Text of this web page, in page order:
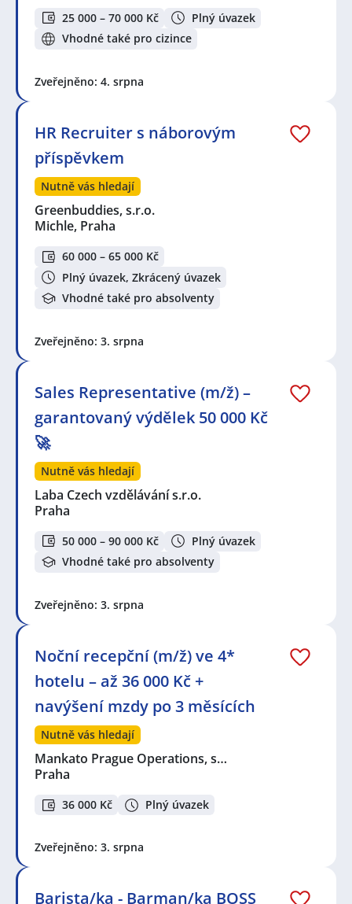
25 000 – 70 000 Kč
Plný úvazek
Vhodné také pro cizince
Zveřejněno: 4. srpna
HR Recruiter s náborovým
příspěvkem
Nutně vás hledají
Greenbuddies, s.r.o.
Michle, Praha
60 000 – 65 000 Kč
Plný úvazek, Zkrácený úvazek
Vhodné také pro absolventy
Zveřejněno: 3. srpna
Sales Representative (m/ž) –
garantovaný výdělek 50 000 Kč
🚀
Nutně vás hledají
Laba Czech vzdělávání s.r.o.
Praha
50 000 – 90 000 Kč
Plný úvazek
Vhodné také pro absolventy
Zveřejněno: 3. srpna
Noční recepční (m/ž) ve 4*
hotelu – až 36 000 Kč +
navýšení mzdy po 3 měsících
Nutně vás hledají
Mankato Prague Operations, s…
Praha
36 000 Kč Plný úvazek
Zveřejněno: 3. srpna
Barista/ka - Barman/ka BOSS